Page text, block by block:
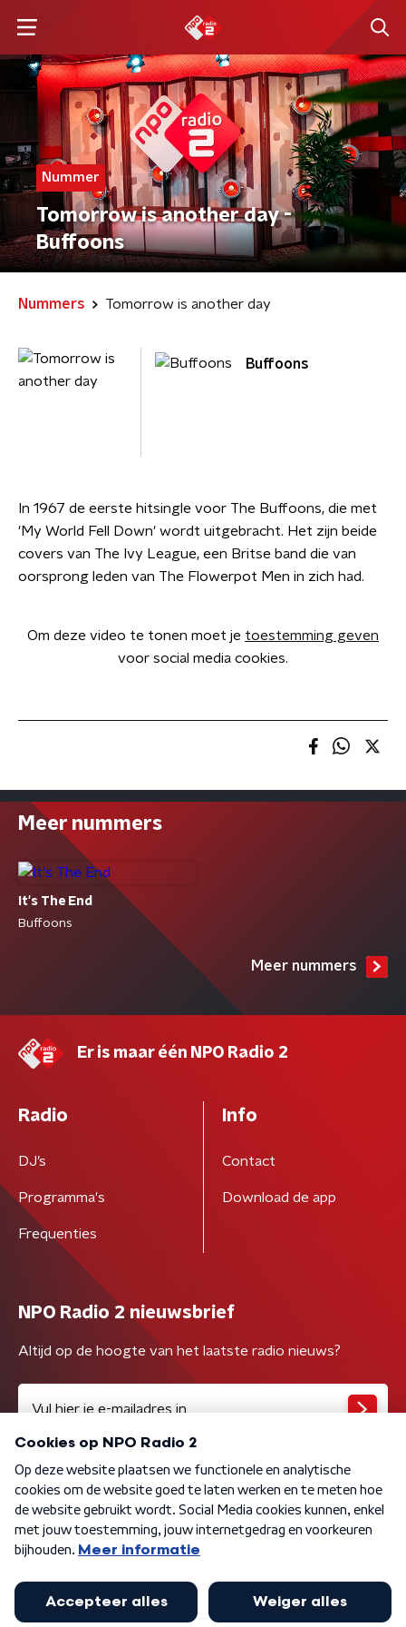
Nummer
Tomorrow is another day -
Buffoons
Nummers Tomorrow is another day
Buffoons
In 1967 de eerste hitsingle voor The Buffoons, die met
'My World Fell Down' wordt uitgebracht. Het zijn beide
covers van The Ivy League, een Britse band die van
oorsprong leden van The Flowerpot Men in zich had.
Om deze video te tonen moet je toestemming geven
voor social media cookies.
Meer nummers
It's The End
Buffoons
Meer nummers
Er is maar één NPO Radio 2
Radio
DJ’s
Programma's
Frequenties
Info
Contact
Download de app
NPO Radio 2 nieuwsbrief
Altijd op de hoogte van het laatste radio nieuws?
Algemene voorwaarden